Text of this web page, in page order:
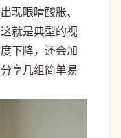
现眼睛酸胀、
就是典型的视
下降，还会加
享几组简单易